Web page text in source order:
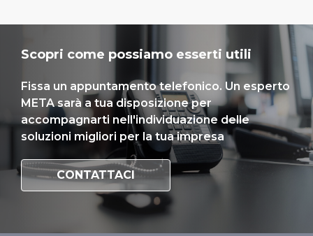
Scopri come possiamo esserti utili
Fissa un appuntamento telefonico. Un esperto
META sarà a tua disposizione per
accompagnarti nell'individuazione delle
soluzioni migliori per la tua impresa
CONTATTACI